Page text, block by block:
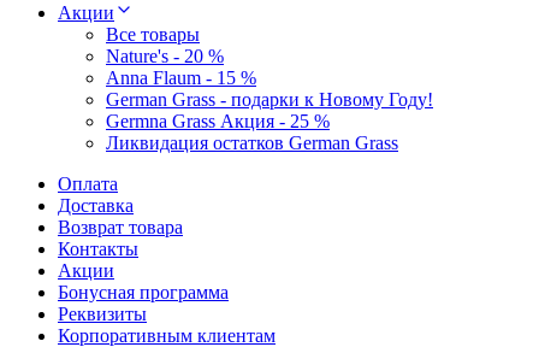
Акции
Все товары
Nature's - 20 %
Anna Flaum - 15 %
German Grass - подарки к Новому Году!
Germna Grass Акция - 25 %
Ликвидация остатков German Grass
Оплата
Доставка
Возврат товара
Контакты
Акции
Бонусная программа
Реквизиты
Корпоративным клиентам